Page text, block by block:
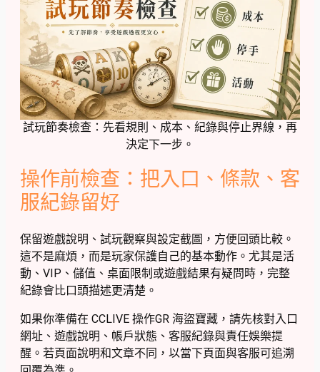
試玩節奏檢查：先看規則、成本、紀錄與停止界線，再
決定下一步。
操作前檢查：把入口、條款、客
服紀錄留好
保留遊戲說明、試玩觀察與設定截圖，方便回頭比較。
這不是麻煩，而是玩家保護自己的基本動作。尤其是活
動、VIP、儲值、桌面限制或遊戲結果有疑問時，完整
紀錄會比口頭描述更清楚。
如果你準備在 CCLIVE 操作GR 海盜寶藏，請先核對入口
網址、遊戲說明、帳戶狀態、客服紀錄與責任娛樂提
醒。若頁面說明和文章不同，以當下頁面與客服可追溯